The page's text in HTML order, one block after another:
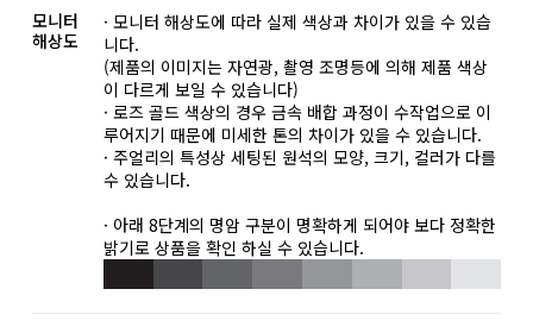
모니터
해상도
· 모니터 해상도에 따라 실제 색상과 차이가 있을 수 있습
니다.
(제품의 이미지는 자연광, 촬영 조명등에 의해 제품 색상
이 다르게 보일 수 있습니다)
· 로즈 골드 색상의 경우 금속 배합 과정이 수작업으로 이
루어지기 때문에 미세한 톤의 차이가 있을 수 있습니다.
· 주얼리의 특성상 세팅된 원석의 모양, 크기, 컬러가 다를
수 있습니다.
· 아래 8단계의 명암 구분이 명확하게 되어야 보다 정확한
밝기로 상품을 확인 하실 수 있습니다.